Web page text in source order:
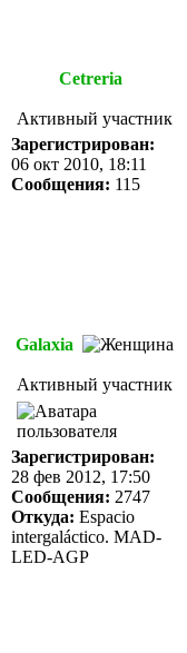
Cetreria
Активный участник
Зарегистрирован:
06 окт 2010, 18:11
Сообщения: 115
Galaxia
Активный участник
Зарегистрирован:
28 фев 2012, 17:50
Сообщения: 2747
Откуда: Espacio
intergaláctico. MAD-
LED-AGP